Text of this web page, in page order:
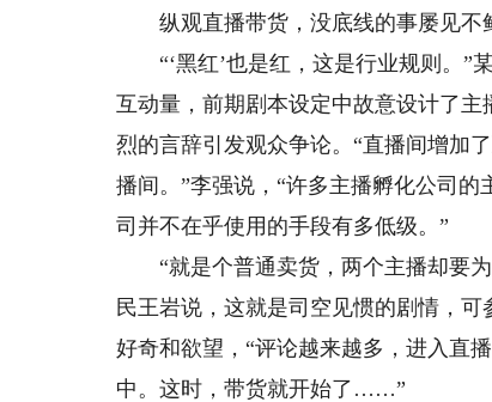
纵观直播带货，没底线的事屡见不
“‘黑红’也是红，这是行业规则。”
互动量，前期剧本设定中故意设计了
烈的言辞引发观众争论。“直播间增加
播间。”李强说，“许多主播孵化公司
司并不在乎使用的手段有多低级。”
“就是个普通卖货，两个主播却要为
民王岩说，这就是司空见惯的剧情，
好奇和欲望，“评论越来越多，进入直
中。这时，带货就开始了……”